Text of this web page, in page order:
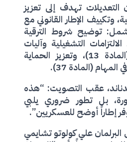
تهدف إلى تعزيز
وتكييف الإطار القانوني مع
توضيح شروط الترقية
وضبط الالتزامات التشغيلية وآليات
العقوبات التأديبية (المادة 13)، وتعزيز الحماية
(المادة 37).
عقب التصويت: “هذه
بل تطور ضروري يلبي
إطاراً أوضح للعسكريين”.
علي كولوتو تشايمي